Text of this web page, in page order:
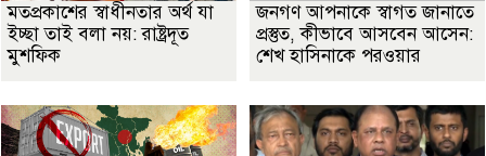
মতপ্রকাশের স্বাধীনতার অর্থ যা
ইচ্ছা তাই বলা নয়: রাষ্ট্রদূত
মুশফিক
জনগণ আপনাকে স্বাগত জানাতে
প্রস্তুত, কীভাবে আসবেন আসেন:
শেখ হাসিনাকে পরওয়ার